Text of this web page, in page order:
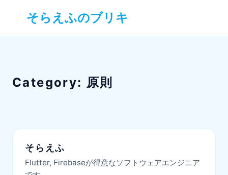
そらえふのブリキ
Category: 原則
そらえふ
Flutter, Firebaseが得意なソフトウェアエンジニア